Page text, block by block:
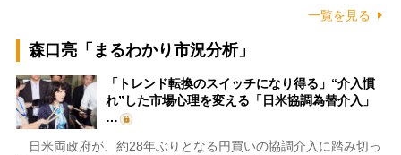
一覧を見る
森口亮「まるわかり市況分析」
「トレンド転換のスイッチになり得る」“介入慣
れ”した市場心理を変える「日米協調為替介入」
…
日米両政府が、約28年ぶりとなる円買いの協調介入に踏み切っ